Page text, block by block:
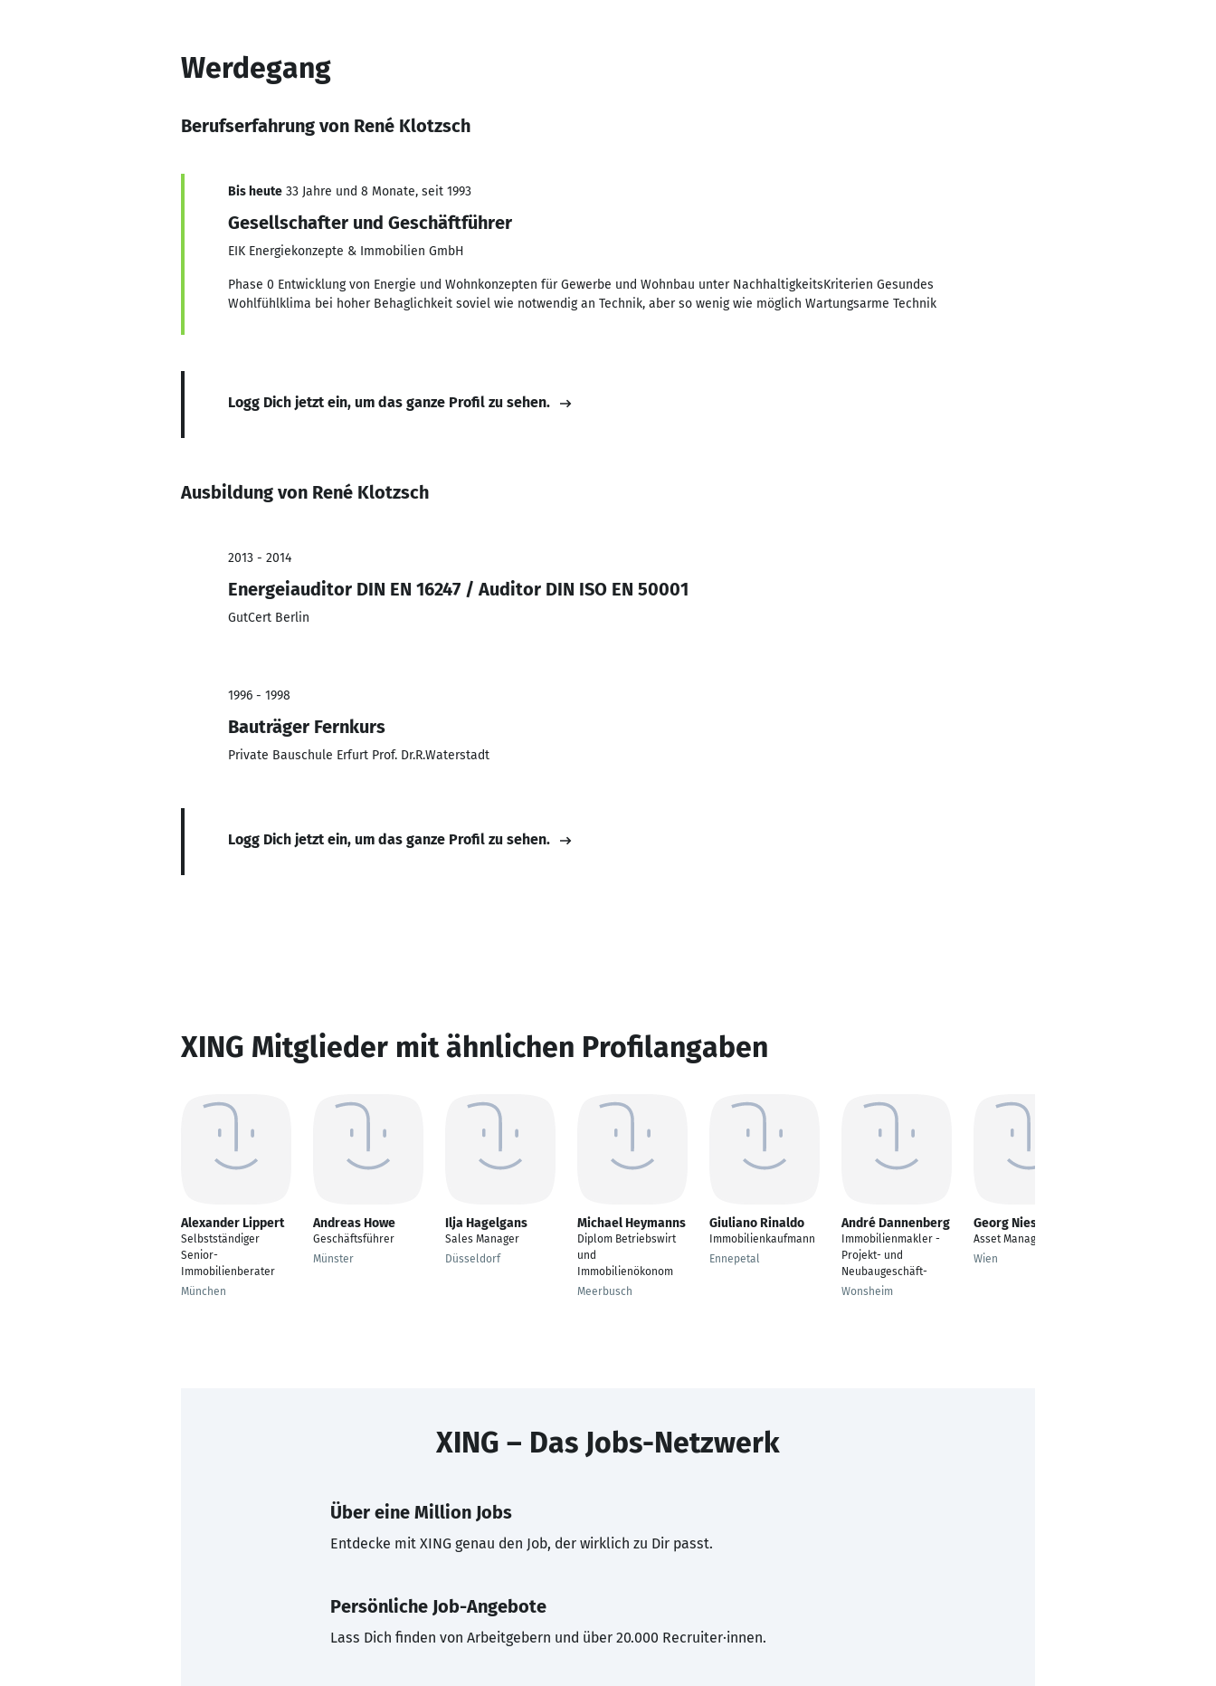
Werdegang
Berufserfahrung von René Klotzsch
Bis heute 33 Jahre und 8 Monate, seit 1993
Gesellschafter und Geschäftführer
EIK Energiekonzepte & Immobilien GmbH
Phase 0 Entwicklung von Energie und Wohnkonzepten für Gewerbe und Wohnbau unter NachhaltigkeitsKriterien Gesundes
Wohlfühlklima bei hoher Behaglichkeit soviel wie notwendig an Technik, aber so wenig wie möglich Wartungsarme Technik
Logg Dich jetzt ein, um das ganze Profil zu sehen.
Ausbildung von René Klotzsch
2013 - 2014
Energeiauditor DIN EN 16247 / Auditor DIN ISO EN 50001
GutCert Berlin
1996 - 1998
Bauträger Fernkurs
Private Bauschule Erfurt Prof. Dr.R.Waterstadt
Logg Dich jetzt ein, um das ganze Profil zu sehen.
XING Mitglieder mit ähnlichen Profilangaben
Alexander Lippert
Selbstständiger
Senior-
Immobilienberater
München
Andreas Howe
Geschäftsführer
Münster
Ilja Hagelgans
Sales Manager
Düsseldorf
Michael Heymanns
Diplom Betriebswirt
und
Immobilienökonom
Meerbusch
Giuliano Rinaldo
Immobilienkaufmann
Ennepetal
André Dannenberg
Immobilienmakler -
Projekt- und
Neubaugeschäft-
Wonsheim
Georg Niessner
Asset Manager
Wien
XING – Das Jobs-Netzwerk
Über eine Million Jobs
Entdecke mit XING genau den Job, der wirklich zu Dir passt.
Persönliche Job-Angebote
Lass Dich finden von Arbeitgebern und über 20.000 Recruiter·innen.